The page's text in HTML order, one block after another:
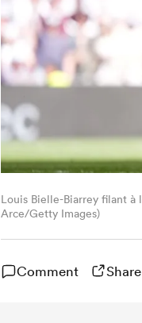
Louis Bielle-Biarrey filant à
Arce/Getty Images)
Comment Share